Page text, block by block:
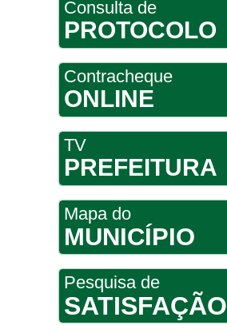
Consulta de
PROTOCOLO
Contracheque
ONLINE
TV
PREFEITURA
Mapa do
MUNICÍPIO
Pesquisa de
SATISFAÇÃO